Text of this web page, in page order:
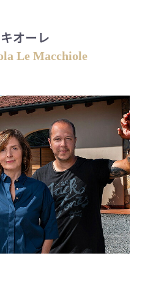
オーレ
Le Macchiole